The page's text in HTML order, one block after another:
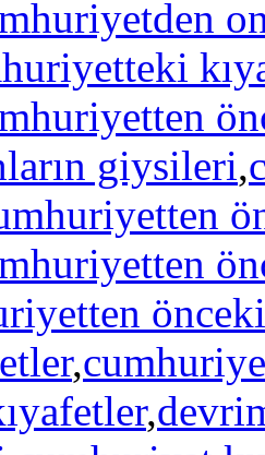
giysileri,
,
,